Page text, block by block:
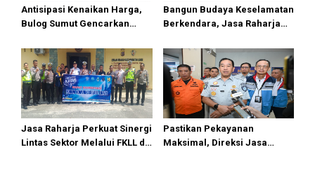
Antisipasi Kenaikan Harga,
Bulog Sumut Gencarkan
Premium
Bangun Budaya Keselamatan
Berkendara, Jasa Raharja
Pasifik Medan Industri
Jasa Raharja Perkuat Sinergi
Lintas Sektor Melalui FKLL di
Pastikan Pekayanan
Maksimal, Direksi Jasa